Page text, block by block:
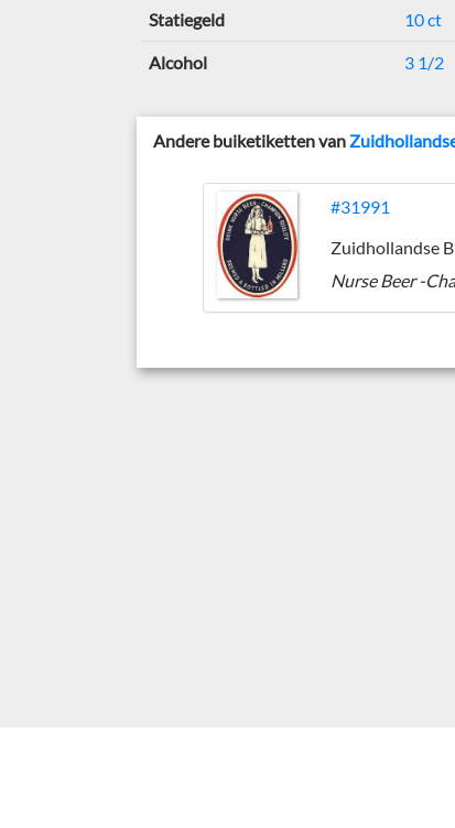
Statiegeld 10 ct
Alcohol 3 1/2
Andere buiketiketten van
#31991